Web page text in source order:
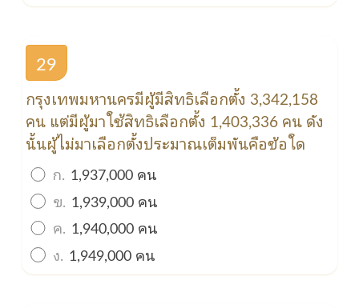
29
กรุงเทพมหานครมีผู้มีสิทธิเลือกตั้ง 3,342,158
คน แต่มีผู้มาใช้สิทธิเลือกตั้ง 1,403,336 คน ดัง
นั้นผู้ไม่มาเลือกตั้งประมาณเต็มพันคือข้อใด
ก. 1,937,000 คน
ข. 1,939,000 คน
ค. 1,940,000 คน
ง. 1,949,000 คน